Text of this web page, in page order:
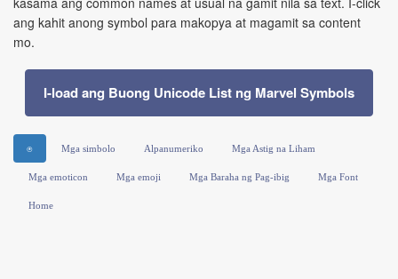
ang kahit anong symbol para makopya at magamit sa content
mo.
I-load ang Buong Unicode List ng Marvel Symbols
⍟ Mga simbolo Alpanumeriko Mga Astig na Liham
Mga emoticon Mga emoji Mga Baraha ng Pag-ibig Mga Font
Home